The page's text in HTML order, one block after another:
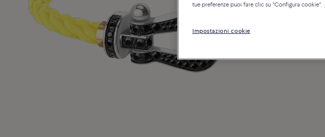
tue preferenze puoi fare clic su "Configura cookie".
Impostazioni cookie